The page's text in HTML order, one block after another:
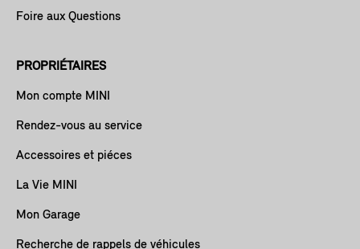
Foire aux Questions
PROPRIÉTAIRES
Mon compte MINI
Rendez-vous au service
Accessoires et piéces
La Vie MINI
Mon Garage
Recherche de rappels de véhicules